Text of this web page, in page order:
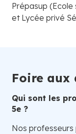
Prépasup
et Lycée privé
Foire aux
Qui sont les
5e ?
Nos professeurs